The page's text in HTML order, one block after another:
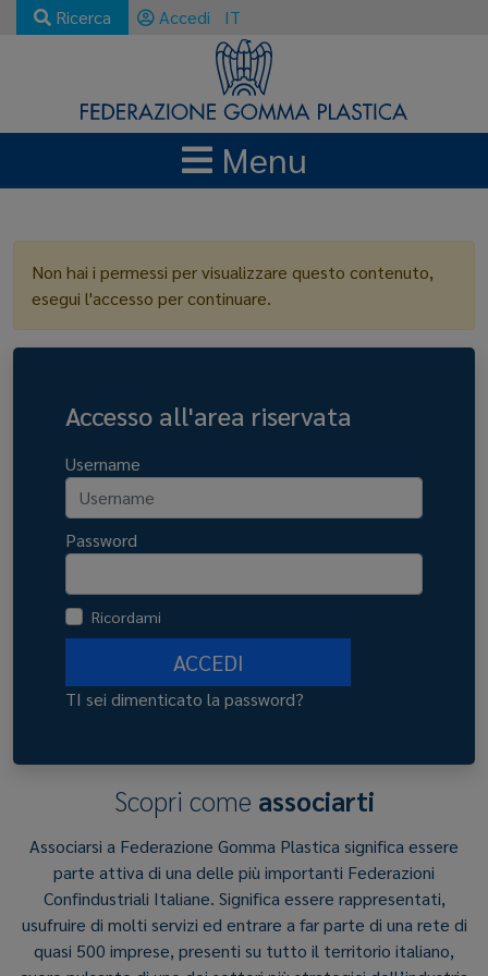
Ricerca Accedi IT
Menu
Non hai i permessi per visualizzare questo contenuto,
esegui l'accesso per continuare.
Accesso all'area riservata
Username
Password
Ricordami
ACCEDI
TI sei dimenticato la password?
Scopri come associarti
Associarsi a Federazione Gomma Plastica significa essere
parte attiva di una delle più importanti Federazioni
Confindustriali Italiane. Significa essere rappresentati,
usufruire di molti servizi ed entrare a far parte di una rete di
quasi 500 imprese, presenti su tutto il territorio italiano,